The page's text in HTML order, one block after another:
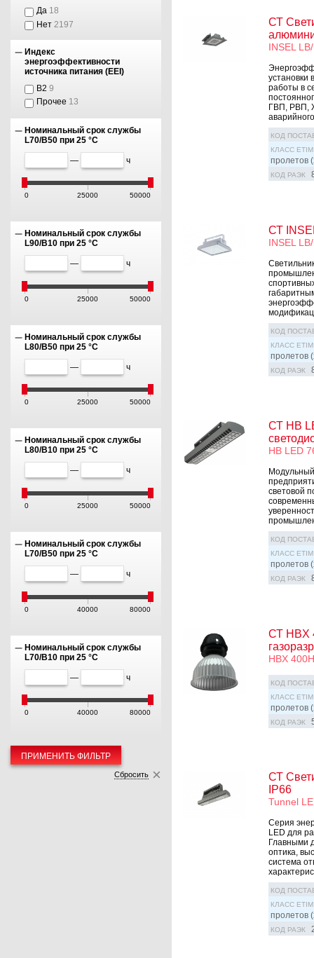
Да 18
Нет 2197
Индекс
энергоэффективности
источника питания (EEI)
В2 9
Прочее 13
Номинальный срок службы
L70/B50 при 25 °C
— ч
0 25000 50000
Номинальный срок службы
L90/B10 при 25 °C
— ч
0 25000 50000
Номинальный срок службы
L80/B50 при 25 °C
— ч
0 25000 50000
Номинальный срок службы
L80/B10 при 25 °C
— ч
0 25000 50000
Номинальный срок службы
L70/B50 при 25 °C
— ч
0 40000 80000
Номинальный срок службы
L70/B10 при 25 °C
— ч
0 40000 80000
ПРИМЕНИТЬ ФИЛЬТР
Сбросить
СТ
INSEL
установки
работы в
ГВП, РВП,
КОД
КЛАСС ETIM
пролетов
КОД РАЭК
СТ
INSEL
КОД
КЛАСС ETIM
пролетов
КОД РАЭК
СТ HB
HB LED
световой
КОД
КЛАСС ETIM
пролетов
КОД РАЭК
СТ HBX
HBX
КОД
КЛАСС ETIM
пролетов
КОД РАЭК
СТ
IP66
Tunnel
Серия
LED для
Главными
оптика,
система
КОД
КЛАСС ETIM
пролетов
КОД РАЭК